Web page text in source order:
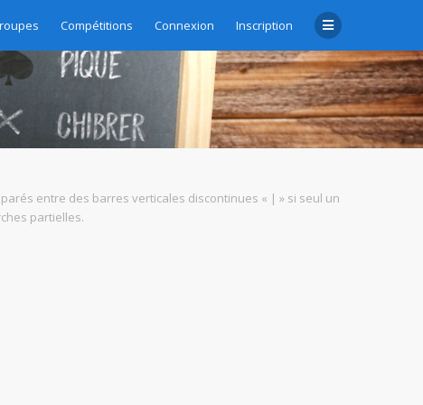
Compétitions Connexion Inscription
entre des barres verticales discontinues « | » si seul un
partielles.